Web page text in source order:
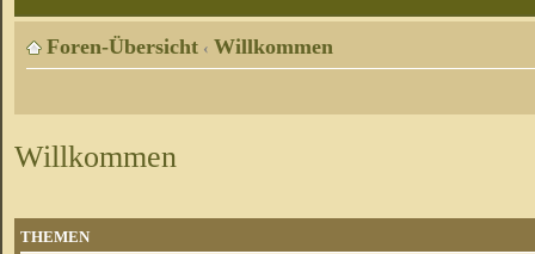
Foren-Übersicht ‹ Willkommen
Willkommen
THEMEN